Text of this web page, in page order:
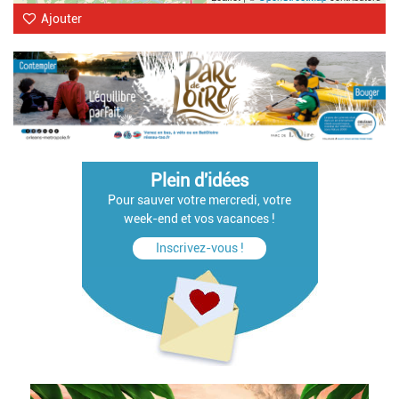
Ajouter
Plein d'idées
Pour sauver votre mercredi, votre
week-end et vos vacances !
Inscrivez-vous !